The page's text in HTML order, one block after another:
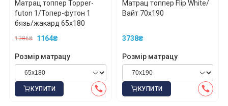
Матрац топпер Topper-
futon 1/Топер-футон 1
бязь/жакард 65x180
1386₴ 1164₴
Розмір матрацу
КУПИТИ
Матрац топпер Flip White/
Вайт 70x190
3738₴
Розмір матрацу
КУПИТИ